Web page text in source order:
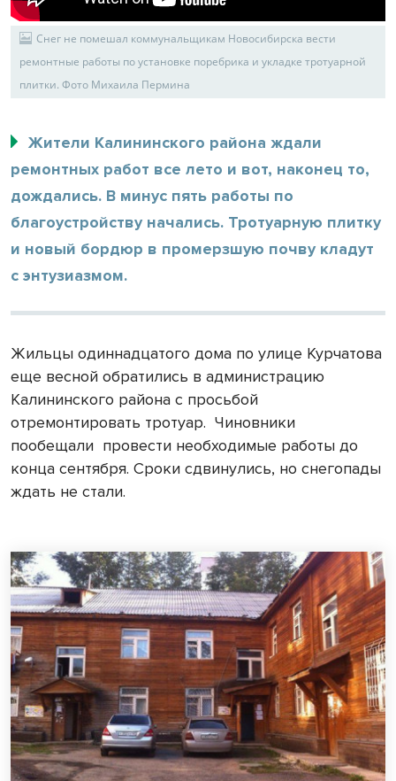
Снег не помешал коммунальщикам Новосибирска вести
ремонтные работы по установке поребрика и укладке тротуарной
плитки. Фото Михаила Пермина
Жители Калининского района ждали
ремонтных работ все лето и вот, наконец то,
дождались. В минус пять работы по
благоустройству начались. Тротуарную плитку
и новый бордюр в промерзшую почву кладут
с энтузиазмом.
Жильцы одиннадцатого дома по улице Курчатова
еще весной обратились в администрацию
Калининского района с просьбой
отремонтировать тротуар. Чиновники
пообещали провести необходимые работы до
конца сентября. Сроки сдвинулись, но снегопады
ждать не стали.